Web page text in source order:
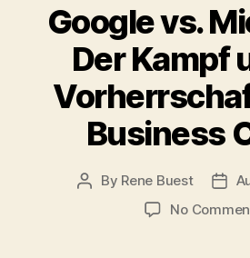
Google vs.
Der Kampf
Business
Post
By Rene Buest
Post
No